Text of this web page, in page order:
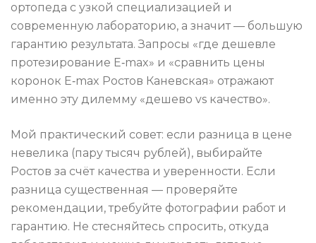
ортопеда с узкой специализацией и
современную лабораторию, а значит — большую
гарантию результата. Запросы «где дешевле
протезирование E‑max» и «сравнить цены
коронок E‑max Ростов Каневская» отражают
именно эту дилемму «дешево vs качество».
Мой практический совет: если разница в цене
невелика (пару тысяч рублей), выбирайте
Ростов за счёт качества и уверенности. Если
разница существенная — проверяйте
рекомендации, требуйте фотографии работ и
гарантию. Не стесняйтесь спросить, откуда